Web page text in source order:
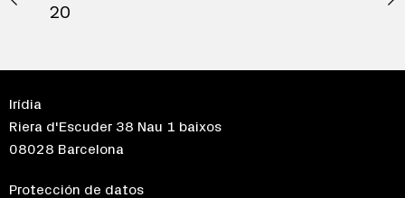
20
Irídia
Riera d'Escuder 38 Nau 1 baixos
08028 Barcelona
Protección de datos